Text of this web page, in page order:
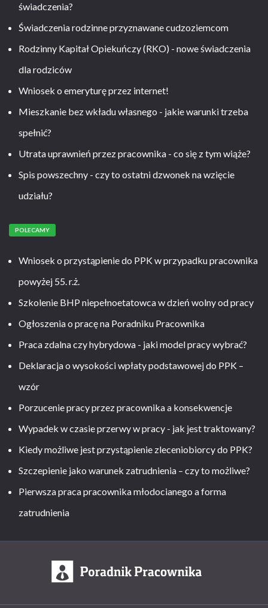
świadczenia?
Świadczenia rodzinne przyznawane cudzoziemcom
Rodzinny Kapitał Opiekuńczy (RKO) - nowe świadczenia
dla rodziców
Wniosek o emeryturę przez internet!
Mieszkanie bez wkładu własnego - jakie warunki trzeba
spełnić?
Utrata uprawnień przez pracownika - co się z tym wiąże?
Spis powszechny - czy to ostatni dzwonek na wzięcie
udziału?
POLECAMY
Wniosek o przystąpienie do PPK w przypadku pracownika
powyżej 55. r.ż.
Szkolenie BHP niepełnoetatowca w dzień wolny od pracy
Ogłoszenia o pracę na Poradniku Pracownika
Praca zdalna czy hybrydowa - jaki model pracy wybrać?
Deklaracja o wysokości wpłaty podstawowej do PPK –
wzór
Porzucenie pracy przez pracownika a konsekwencje
Wypadek w czasie przerwy w pracy - jak jest traktowany?
Kiedy możliwe jest przystąpienie zleceniobiorcy do PPK?
Szczepienie jako warunek zatrudnienia – czy to możliwe?
Pierwsza praca pracownika młodocianego a forma
zatrudnienia